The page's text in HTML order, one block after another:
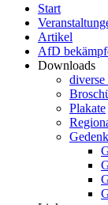
Start
Artikel
AfD
Downloads
diverse
Plakate